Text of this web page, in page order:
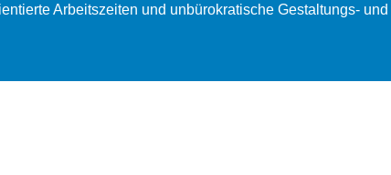
Arbeitszeiten und unbürokratische Gestaltungs- und